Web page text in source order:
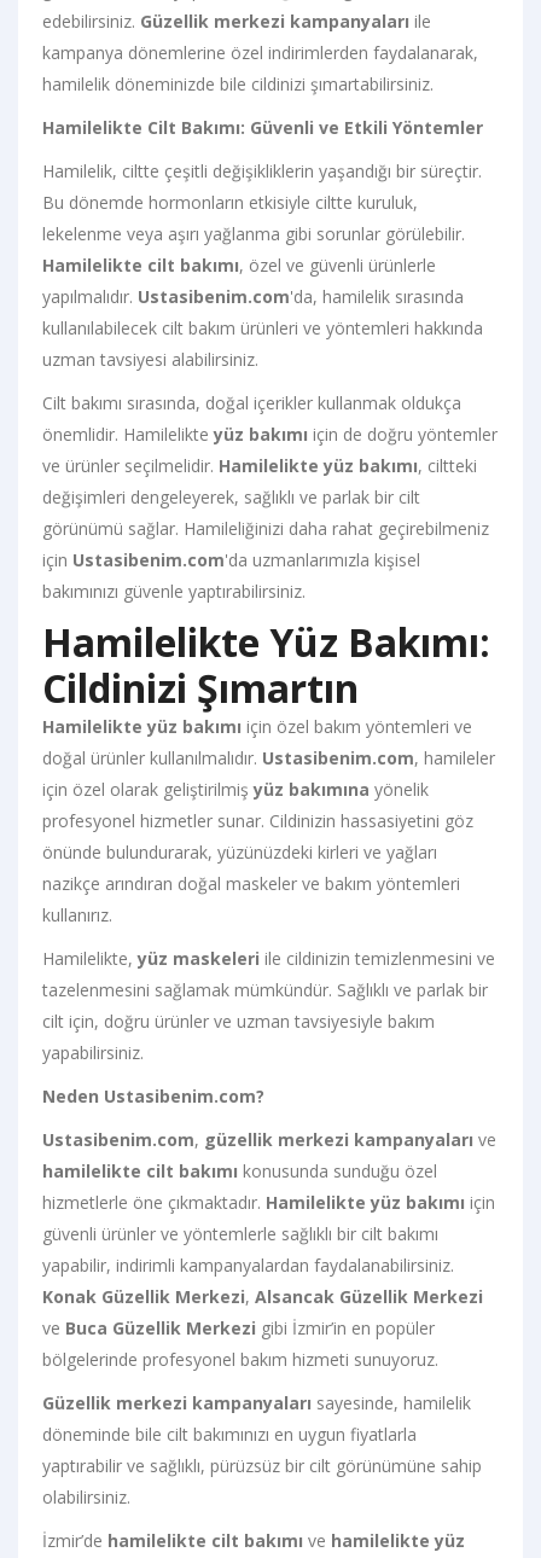
edebilirsiniz. Güzellik merkezi kampanyaları ile
kampanya dönemlerine özel indirimlerden faydalanarak,
hamilelik döneminizde bile cildinizi şımartabilirsiniz.
Hamilelikte Cilt Bakımı: Güvenli ve Etkili Yöntemler
Hamilelik, ciltte çeşitli değişikliklerin yaşandığı bir süreçtir.
Bu dönemde hormonların etkisiyle ciltte kuruluk,
lekelenme veya aşırı yağlanma gibi sorunlar görülebilir.
Hamilelikte cilt bakımı, özel ve güvenli ürünlerle
yapılmalıdır. Ustasibenim.com'da, hamilelik sırasında
kullanılabilecek cilt bakım ürünleri ve yöntemleri hakkında
uzman tavsiyesi alabilirsiniz.
Cilt bakımı sırasında, doğal içerikler kullanmak oldukça
önemlidir. Hamilelikteyüz bakımı için de doğru yöntemler
ve ürünler seçilmelidir. Hamilelikte yüz bakımı, ciltteki
değişimleri dengeleyerek, sağlıklı ve parlak bir cilt
görünümü sağlar. Hamileliğinizi daha rahat geçirebilmeniz
için Ustasibenim.com'da uzmanlarımızla kişisel
bakımınızı güvenle yaptırabilirsiniz.
Hamilelikte Yüz Bakımı:
Cildinizi Şımartın
Hamilelikte yüz bakımı için özel bakım yöntemleri ve
doğal ürünler kullanılmalıdır. Ustasibenim.com, hamileler
için özel olarak geliştirilmişyüz bakımına yönelik
profesyonel hizmetler sunar. Cildinizin hassasiyetini göz
önünde bulundurarak, yüzünüzdeki kirleri ve yağları
nazikçe arındıran doğal maskeler ve bakım yöntemleri
kullanırız.
Hamilelikte,yüz maskeleri ile cildinizin temizlenmesini ve
tazelenmesini sağlamak mümkündür. Sağlıklı ve parlak bir
cilt için, doğru ürünler ve uzman tavsiyesiyle bakım
yapabilirsiniz.
Neden Ustasibenim.com?
Ustasibenim.com, güzellik merkezi kampanyaları ve
hamilelikte cilt bakımı konusunda sunduğu özel
hizmetlerle öne çıkmaktadır. Hamilelikte yüz bakımı için
güvenli ürünler ve yöntemlerle sağlıklı bir cilt bakımı
yapabilir, indirimli kampanyalardan faydalanabilirsiniz.
Konak Güzellik Merkezi, Alsancak Güzellik Merkezi
ve Buca Güzellik Merkezi gibi İzmir’in en popüler
bölgelerinde profesyonel bakım hizmeti sunuyoruz.
Güzellik merkezi kampanyaları sayesinde, hamilelik
döneminde bile cilt bakımınızı en uygun fiyatlarla
yaptırabilir ve sağlıklı, pürüzsüz bir cilt görünümüne sahip
olabilirsiniz.
İzmir’de hamilelikte cilt bakımı ve hamilelikte yüz